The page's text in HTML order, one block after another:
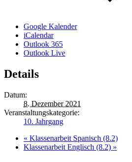
Google Kalender
iCalendar
Outlook 365
Outlook Live
Details
Datum:
8. Dezember 2021
Veranstaltungskategorie:
10. Jahrgang
« Klassenarbeit Spanisch (8.2)
Klassenarbeit Englisch (8.2) »